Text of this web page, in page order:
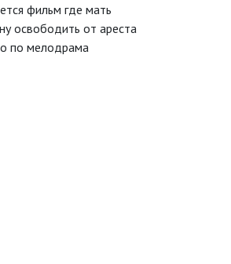
фильм где мать
освободить от ареста
по мелодрама